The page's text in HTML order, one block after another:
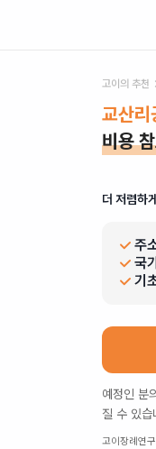
고이의 추천
교산리
비용
더 저렴하
주
국
기
예정인 분
질 수 있습
고이장례연